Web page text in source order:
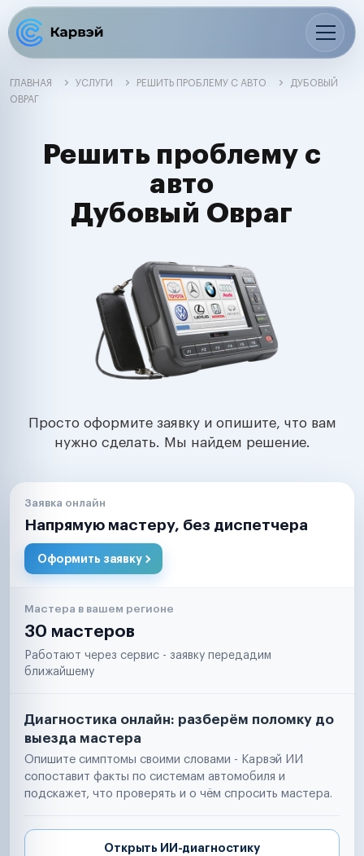
ГЛАВНАЯ УСЛУГИ РЕШИТЬ ПРОБЛЕМУ С АВТО
ДУБОВЫЙ
ОВРАГ
Решить проблему с
авто
Дубовый Овраг
Просто оформите заявку и опишите, что вам
нужно сделать. Мы найдем решение.
Заявка онлайн
Напрямую мастеру, без диспетчера
Оформить заявку
Мастера в вашем регионе
30 мастеров
Работают через сервис - заявку передадим
ближайшему
Диагностика онлайн: разберём поломку до
выезда мастера
Опишите симптомы своими словами - Карвэй ИИ
сопоставит факты по системам автомобиля и
подскажет, что проверять и о чём спросить мастера.
Открыть ИИ-диагностику